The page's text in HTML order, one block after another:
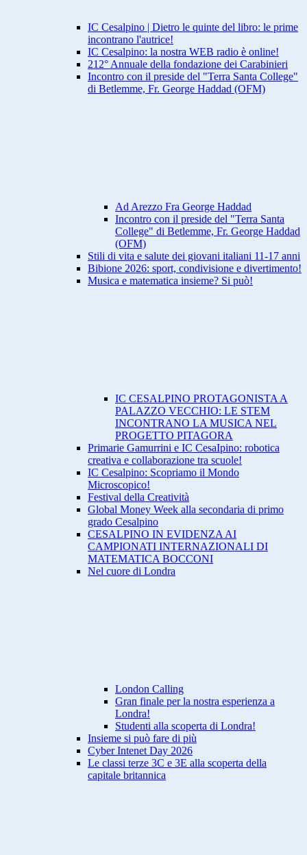
IC Cesalpino | Dietro le quinte del libro: le prime
incontrano l'autrice!
IC Cesalpino: la nostra WEB radio è online!
212° Annuale della fondazione dei Carabinieri
Incontro con il preside del "Terra Santa College"
di Betlemme, Fr. George Haddad (OFM)
Ad Arezzo Fra George Haddad
Incontro con il preside del "Terra Santa
College" di Betlemme, Fr. George Haddad
(OFM)
Stili di vita e salute dei giovani italiani 11-17 anni
Bibione 2026: sport, condivisione e divertimento!
Musica e matematica insieme? Si può!
IC CESALPINO PROTAGONISTA A
PALAZZO VECCHIO: LE STEM
INCONTRANO LA MUSICA NEL
PROGETTO PITAGORA
Primarie Gamurrini e IC CesaIpino: robotica
creativa e collaborazione tra scuole!
IC Cesalpino: Scopriamo il Mondo
Microscopico!
Festival della Creatività
Global Money Week alla secondaria di primo
grado Cesalpino
CESALPINO IN EVIDENZA AI
CAMPIONATI INTERNAZIONALI DI
MATEMATICA BOCCONI
Nel cuore di Londra
London Calling
Gran finale per la nostra esperienza a
Londra!
Studenti alla scoperta di Londra!
Insieme si può fare di più
Cyber Intenet Day 2026
Le classi terze 3C e 3E alla scoperta della
capitale britannica